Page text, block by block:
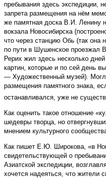
пребывания здесь экспедиции,
запрета размещения на нём
же памятная доска В.И. Ленину
вокзала Новосибирска
что через станцию Обь (так она
по пути в Шушенское проезжал
Рерих жил здесь несколько
картин, которые и по сей день
— Художественный музей).
размещения памятного знака,
останавливался, уже не
Как оценить такое отношение
шедевры творца, но
мнением культурного
Как пишет Е.Ю. Широкова, «в
свидетельствующей о
Азиатской экспедиции,
хочется надеяться, что жители